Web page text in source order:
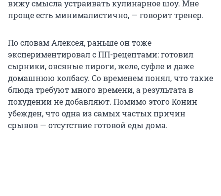
вижу смысла устраивать кулинарное шоу. Мне
проще есть минималистично, — говорит тренер.
По словам Алексея, раньше он тоже
экспериментировал с ПП-рецептами: готовил
сырники, овсяные пироги, желе, суфле и даже
домашнюю колбасу. Со временем понял, что такие
блюда требуют много времени, а результата в
похудении не добавляют. Помимо этого Конин
убежден, что одна из самых частых причин
срывов — отсутствие готовой еды дома.